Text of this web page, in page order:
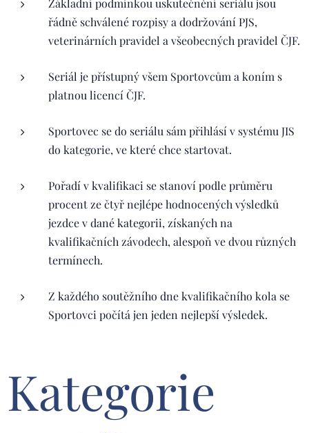
Základní podmínkou uskutečnění seriálu jsou
řádně schválené rozpisy a dodržování PJS,
veterinárních pravidel a všeobecných pravidel ČJF.
Seriál je přístupný všem Sportovcům a koním s
platnou licencí ČJF.
Sportovec se do seriálu sám přihlásí v systému JIS
do kategorie, ve které chce startovat.
Pořadí v kvalifikaci se stanoví podle průměru
procent ze čtyř nejlépe hodnocených výsledků
jezdce v dané kategorii, získaných na
kvalifikačních závodech, alespoň ve dvou různých
termínech.
Z každého soutěžního dne kvalifikačního kola se
Sportovci počítá jen jeden nejlepší výsledek.
Kategorie